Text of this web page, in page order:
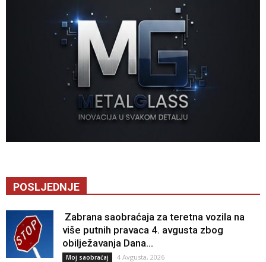
POSLJEDNJE
Zabrana saobraćaja za teretna vozila na
više putnih pravaca 4. avgusta zbog
obilježavanja Dana...
Moj saobraćaj 4 Avgusta, 2026